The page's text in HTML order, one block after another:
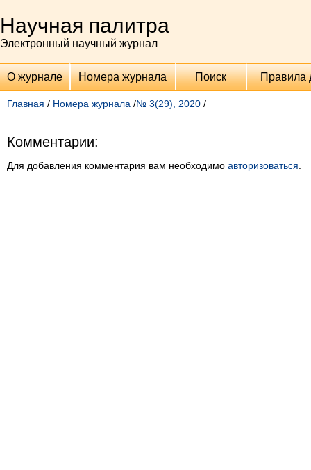
Научная палитра
Электронный научный журнал
О журнале Номера журнала Поиск Правила
Главная / Номера журнала /№ 3(29), 2020 /
Комментарии:
Для добавления комментария вам необходимо авторизоваться